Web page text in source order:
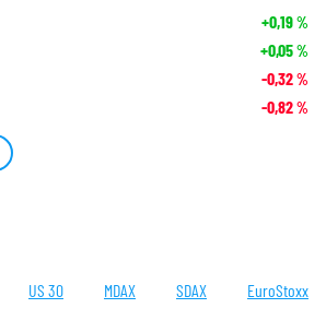
+0,19%
+0,05%
-0,32%
-0,82%
US 30 MDAX SDAX EuroStoxx